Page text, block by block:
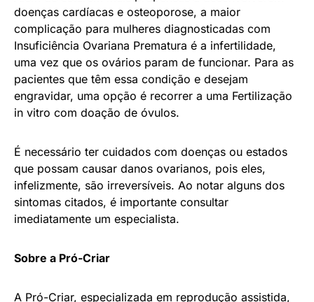
doenças cardíacas e osteoporose, a maior
complicação para mulheres diagnosticadas com
Insuficiência Ovariana Prematura é a infertilidade,
uma vez que os ovários param de funcionar. Para as
pacientes que têm essa condição e desejam
engravidar, uma opção é recorrer a uma Fertilização
in vitro com doação de óvulos.
É necessário ter cuidados com doenças ou estados
que possam causar danos ovarianos, pois eles,
infelizmente, são irreversíveis. Ao notar alguns dos
sintomas citados, é importante consultar
imediatamente um especialista.
Sobre a Pró-Criar
A Pró-Criar, especializada em reprodução assistida,